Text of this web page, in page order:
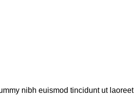
nibh euismod tincidunt ut laoreet